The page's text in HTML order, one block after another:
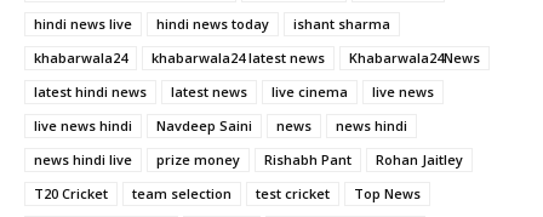
hindi news live
hindi news today
ishant sharma
khabarwala24
khabarwala24 latest news
Khabarwala24News
latest hindi news
latest news live cinema
live news
live news hindi
Navdeep Saini news
news hindi
news hindi live
prize money Rishabh Pant
Rohan Jaitley
T20 Cricket
team selection test cricket Top News